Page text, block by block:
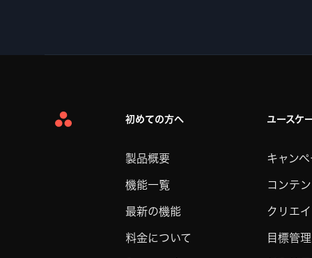
Asana
初めての方へ
製品概要
機能一覧
最新の機能
料金について
ユースケ
キャン
コンテ
クリエ
目標管理